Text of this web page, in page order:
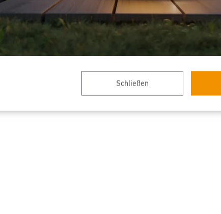
Schließen